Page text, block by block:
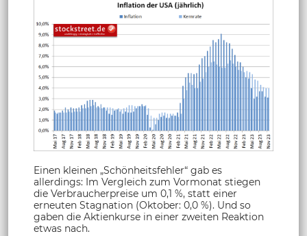
Einen kleinen „Schönheitsfehler“ gab es
allerdings: Im Vergleich zum Vormonat stiegen
die Verbraucherpreise um 0,1 %, statt einer
erneuten Stagnation (Oktober: 0,0 %). Und so
gaben die Aktienkurse in einer zweiten Reaktion
etwas nach.